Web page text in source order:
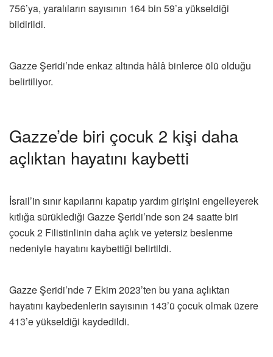
756’ya, yaralıların sayısının 164 bin 59’a yükseldiği
bildirildi.
Gazze Şeridi’nde enkaz altında hâlâ binlerce ölü olduğu
belirtiliyor.
Gazze’de biri çocuk 2 kişi daha
açlıktan hayatını kaybetti
İsrail’in sınır kapılarını kapatıp yardım girişini engelleyerek
kıtlığa sürüklediği Gazze Şeridi’nde son 24 saatte biri
çocuk 2 Filistinlinin daha açlık ve yetersiz beslenme
nedeniyle hayatını kaybettiği belirtildi.
Gazze Şeridi’nde 7 Ekim 2023’ten bu yana açlıktan
hayatını kaybedenlerin sayısının 143’ü çocuk olmak üzere
413’e yükseldiği kaydedildi.